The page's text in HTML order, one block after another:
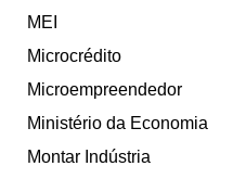
MEI
Microcrédito
Microempreendedor
Ministério da Economia
Montar Indústria